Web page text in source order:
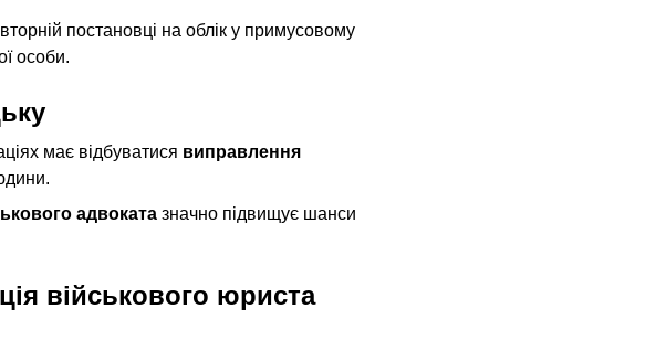
постановці на облік у примусовому
особи.
має відбуватися виправлення
адвоката значно підвищує шанси
військового юриста